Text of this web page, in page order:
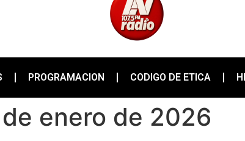
PROGRAMACION CODIGO DE ETICA
enero de 2026